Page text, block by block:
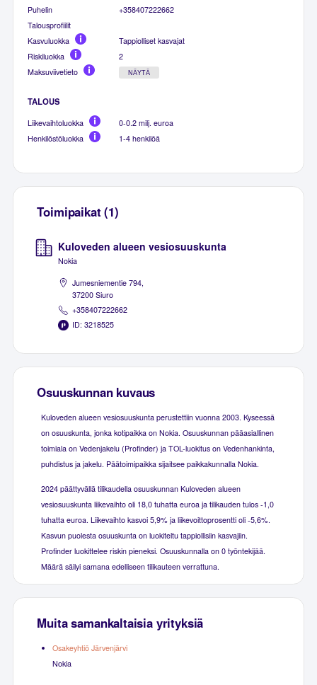
Puhelin
+358407222662
Talousprofiilit
Kasvuluokka
Tappiolliset kasvajat
Riskiluokka
2
Maksuviivetieto
NÄYTÄ
TALOUS
Liikevaihtoluokka
0-0.2 milj. euroa
Henkilöstöluokka
1-4 henkilöä
Toimipaikat (1)
Kuloveden alueen vesiosuuskunta
Nokia
Jumesniementie 794,
37200 Siuro
+358407222662
ID: 3218525
Osuuskunnan kuvaus
Kuloveden alueen vesiosuuskunta perustettiin vuonna 2003. Kyseessä
on osuuskunta, jonka kotipaikka on Nokia. Osuuskunnan pääasiallinen
toimiala on Vedenjakelu (Profinder) ja TOL-luokitus on Vedenhankinta,
puhdistus ja jakelu. Päätoimipaikka sijaitsee paikkakunnalla Nokia.
2024 päättyvällä tilikaudella osuuskunnan Kuloveden alueen
vesiosuuskunta liikevaihto oli 18,0 tuhatta euroa ja tilikauden tulos -1,0
tuhatta euroa. Liikevaihto kasvoi 5,9% ja liikevoittoprosentti oli -5,6%.
Kasvun puolesta osuuskunta on luokiteltu tappiollisiin kasvajiin.
Profinder luokittelee riskin pieneksi. Osuuskunnalla on 0 työntekijää.
Määrä säilyi samana edelliseen tilikauteen verrattuna.
Muita samankaltaisia yrityksiä
Osakeyhtiö Järvenjärvi
Nokia